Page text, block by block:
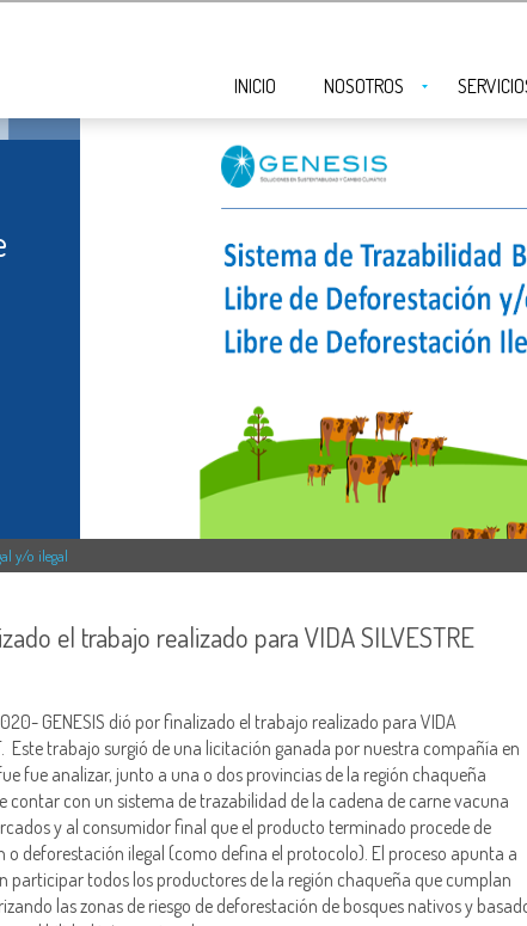
INICIO NOSOTROS
y/o ilegal
el trabajo realizado para VIDA SILVESTRE
GENESIS dió por finalizado el trabajo realizado para VIDA
Este trabajo surgió de una licitación ganada por nuestra compañía en
fue analizar, junto a una o dos provincias de la región chaqueña
contar con un sistema de trazabilidad de la cadena de carne vacuna
y al consumidor final que el producto terminado procede de
o deforestación ilegal (como defina el protocolo). El proceso apunta a
participar todos los productores de la región chaqueña que cumplan
las zonas de riesgo de deforestación de bosques nativos y